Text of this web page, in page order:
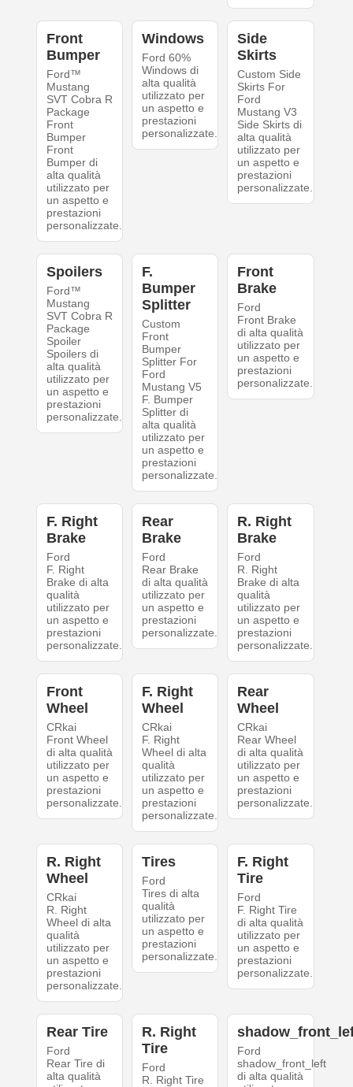
Front
Bumper
Ford™
Mustang
SVT Cobra R
Package
Front
Bumper
Front
Bumper di
alta qualità
utilizzato per
un aspetto e
prestazioni
personalizzate.
Windows
Ford 60%
Windows di
alta qualità
utilizzato per
un aspetto e
prestazioni
personalizzate.
Side
Skirts
Custom Side
Skirts For
Ford
Mustang V3
Side Skirts di
alta qualità
utilizzato per
un aspetto e
prestazioni
personalizzate.
Spoilers
Ford™
Mustang
SVT Cobra R
Package
Spoiler
Spoilers di
alta qualità
utilizzato per
un aspetto e
prestazioni
personalizzate.
F.
Bumper
Splitter
Custom
Front
Bumper
Splitter For
Ford
Mustang V5
F. Bumper
Splitter di
alta qualità
utilizzato per
un aspetto e
prestazioni
personalizzate.
Front
Brake
Ford
Front Brake
di alta qualità
utilizzato per
un aspetto e
prestazioni
personalizzate.
F. Right
Brake
Ford
F. Right
Brake di alta
qualità
utilizzato per
un aspetto e
prestazioni
personalizzate.
Rear
Brake
Ford
Rear Brake
di alta qualità
utilizzato per
un aspetto e
prestazioni
personalizzate.
R. Right
Brake
Ford
R. Right
Brake di alta
qualità
utilizzato per
un aspetto e
prestazioni
personalizzate.
Front
Wheel
CRkai
Front Wheel
di alta qualità
utilizzato per
un aspetto e
prestazioni
personalizzate.
F. Right
Wheel
CRkai
F. Right
Wheel di alta
qualità
utilizzato per
un aspetto e
prestazioni
personalizzate.
Rear
Wheel
CRkai
Rear Wheel
di alta qualità
utilizzato per
un aspetto e
prestazioni
personalizzate.
R. Right
Wheel
CRkai
R. Right
Wheel di alta
qualità
utilizzato per
un aspetto e
prestazioni
personalizzate.
Tires
Ford
Tires di alta
qualità
utilizzato per
un aspetto e
prestazioni
personalizzate.
F. Right
Tire
Ford
F. Right Tire
di alta qualità
utilizzato per
un aspetto e
prestazioni
personalizzate.
Rear Tire
Ford
Rear Tire di
alta qualità
R. Right
Tire
Ford
R. Right Tire
Ford
shadow_front_left
di alta qualità